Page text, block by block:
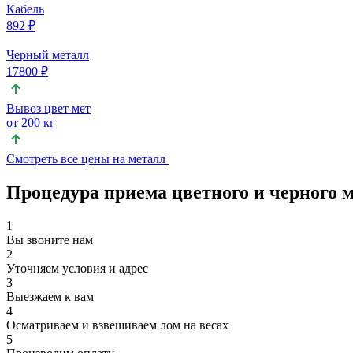
Кабель
892 ₽
Черный металл
17800 ₽
Вывоз цвет мет
от 200 кг
Смотреть все цены на металл
Процедура приема цветного и черного
1
Вы звоните нам
2
Уточняем условия и адрес
3
Выезжаем к вам
4
Осматриваем и взвешиваем лом на весах
5